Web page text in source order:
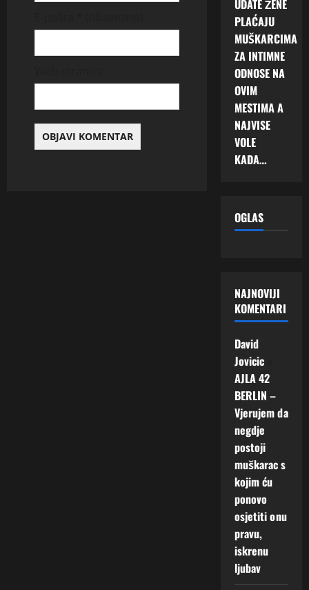
UDATE ŽENE
PLAĆAJU
MUŠKARCIMA
ZA INTIMNE
ODNOSE NA
OVIM
MESTIMA A
NAJVISE
VOLE
KADA…
OGLAS
NAJNOVIJI
KOMENTARI
David
Jovicic
AJLA 42
BERLIN –
Vjerujem da
negdje
postoji
muškarac s
kojim ću
ponovo
osjetiti onu
pravu,
iskrenu
ljubav